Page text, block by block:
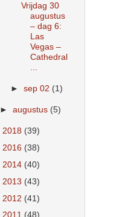
Vrijdag 30
augustus
– dag 6:
Las
Vegas –
Cathedral
...
► sep 02 (1)
►augustus (5)
2018 (39)
2016 (38)
2014 (40)
2013 (43)
2012 (41)
2011 (48)